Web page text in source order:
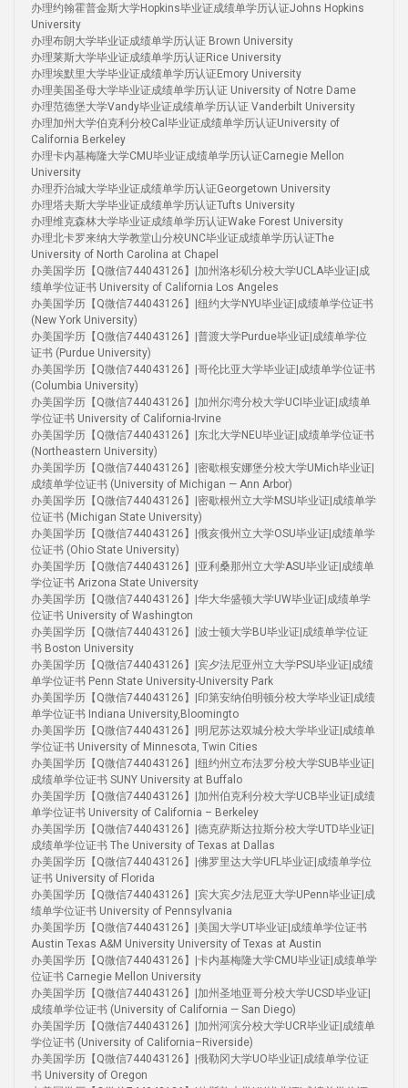
办理约翰霍普金斯大学Hopkins毕业证成绩单学历认证Johns Hopkins
University
办理布朗大学毕业证成绩单学历认证 Brown University
办理莱斯大学毕业证成绩单学历认证Rice University
办理埃默里大学毕业证成绩单学历认证Emory University
办理美国圣母大学毕业证成绩单学历认证 University of Notre Dame
办理范德堡大学Vandy毕业证成绩单学历认证 Vanderbilt University
办理加州大学伯克利分校Cal毕业证成绩单学历认证University of
California Berkeley
办理卡内基梅隆大学CMU毕业证成绩单学历认证Carnegie Mellon
University
办理乔治城大学毕业证成绩单学历认证Georgetown University
办理塔夫斯大学毕业证成绩单学历认证Tufts University
办理维克森林大学毕业证成绩单学历认证Wake Forest University
办理北卡罗来纳大学教堂山分校UNC毕业证成绩单学历认证The
University of North Carolina at Chapel
办美国学历【Q微信744043126】|加州洛杉矶分校大学UCLA毕业证|成
绩单学位证书 University of California Los Angeles
办美国学历【Q微信744043126】|纽约大学NYU毕业证|成绩单学位证书
(New York University)
办美国学历【Q微信744043126】|普渡大学Purdue毕业证|成绩单学位
证书 (Purdue University)
办美国学历【Q微信744043126】|哥伦比亚大学毕业证|成绩单学位证书
(Columbia University)
办美国学历【Q微信744043126】|加州尔湾分校大学UCI毕业证|成绩单
学位证书 University of California-Irvine
办美国学历【Q微信744043126】|东北大学NEU毕业证|成绩单学位证书
(Northeastern University)
办美国学历【Q微信744043126】|密歇根安娜堡分校大学UMich毕业证|
成绩单学位证书 (University of Michigan — Ann Arbor)
办美国学历【Q微信744043126】|密歇根州立大学MSU毕业证|成绩单学
位证书 (Michigan State University)
办美国学历【Q微信744043126】|俄亥俄州立大学OSU毕业证|成绩单学
位证书 (Ohio State University)
办美国学历【Q微信744043126】|亚利桑那州立大学ASU毕业证|成绩单
学位证书 Arizona State University
办美国学历【Q微信744043126】|华大华盛顿大学UW毕业证|成绩单学
位证书 University of Washington
办美国学历【Q微信744043126】|波士顿大学BU毕业证|成绩单学位证
书 Boston University
办美国学历【Q微信744043126】|宾夕法尼亚州立大学PSU毕业证|成绩
单学位证书 Penn State University-University Park
办美国学历【Q微信744043126】|印第安纳伯明顿分校大学毕业证|成绩
单学位证书 Indiana University,Bloomingto
办美国学历【Q微信744043126】|明尼苏达双城分校大学毕业证|成绩单
学位证书 University of Minnesota, Twin Cities
办美国学历【Q微信744043126】|纽约州立布法罗分校大学SUB毕业证|
成绩单学位证书 SUNY University at Buffalo
办美国学历【Q微信744043126】|加州伯克利分校大学UCB毕业证|成绩
单学位证书 University of California – Berkeley
办美国学历【Q微信744043126】|德克萨斯达拉斯分校大学UTD毕业证|
成绩单学位证书 The University of Texas at Dallas
办美国学历【Q微信744043126】|佛罗里达大学UFL毕业证|成绩单学位
证书 University of Florida
办美国学历【Q微信744043126】|宾大宾夕法尼亚大学UPenn毕业证|成
绩单学位证书 University of Pennsylvania
办美国学历【Q微信744043126】|美国大学UT毕业证|成绩单学位证书
Austin Texas A&M University University of Texas at Austin
办美国学历【Q微信744043126】|卡内基梅隆大学CMU毕业证|成绩单学
位证书 Carnegie Mellon University
办美国学历【Q微信744043126】|加州圣地亚哥分校大学UCSD毕业证|
成绩单学位证书 (University of California — San Diego)
办美国学历【Q微信744043126】|加州河滨分校大学UCR毕业证|成绩单
学位证书 (University of California–Riverside)
办美国学历【Q微信744043126】|俄勒冈大学UO毕业证|成绩单学位证
书 University of Oregon